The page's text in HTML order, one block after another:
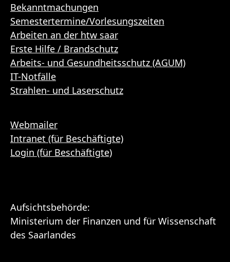
Bekanntmachungen
Semestertermine/Vorlesungszeiten
Arbeiten an der htw saar
Erste Hilfe / Brandschutz
Arbeits- und Gesundheitsschutz (AGUM)
IT-Notfälle
Strahlen- und Laserschutz
Webmailer
Intranet (für Beschäftigte)
Login (für Beschäftigte)
Aufsichtsbehörde:
Ministerium der Finanzen und für Wissenschaft
des Saarlandes